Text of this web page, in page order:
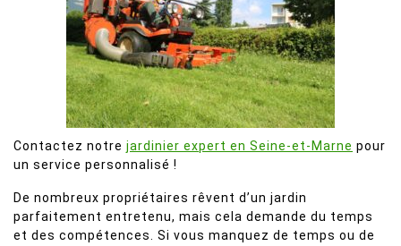
Contactez notre jardinier expert en Seine-et-Marne pour
un service personnalisé !
De nombreux propriétaires rêvent d’un jardin
parfaitement entretenu, mais cela demande du temps
et des compétences. Si vous manquez de temps ou de